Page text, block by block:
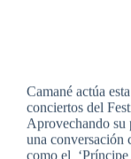
Camané actúa
conciertos del
Aprovechando su
una conversación
como el ‘Príncipe